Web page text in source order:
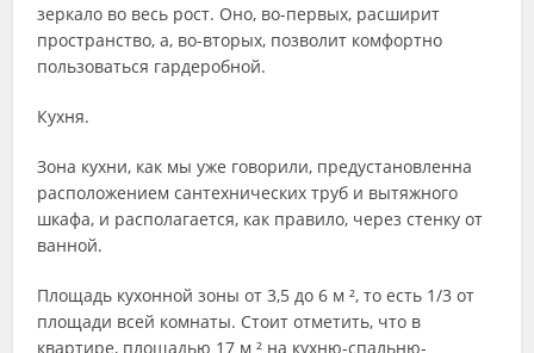
зеркало во весь рост. Оно, во-первых, расширит
пространство, а, во-вторых, позволит комфортно
пользоваться гардеробной.
Кухня.
Зона кухни, как мы уже говорили, предустановленна
расположением сантехнических труб и вытяжного
шкафа, и располагается, как правило, через стенку от
ванной.
Площадь кухонной зоны от 3,5 до 6 м ², то есть 1/3 от
площади всей комнаты. Стоит отметить, что в
квартире, площадью 17 м ² на кухню-спальню-